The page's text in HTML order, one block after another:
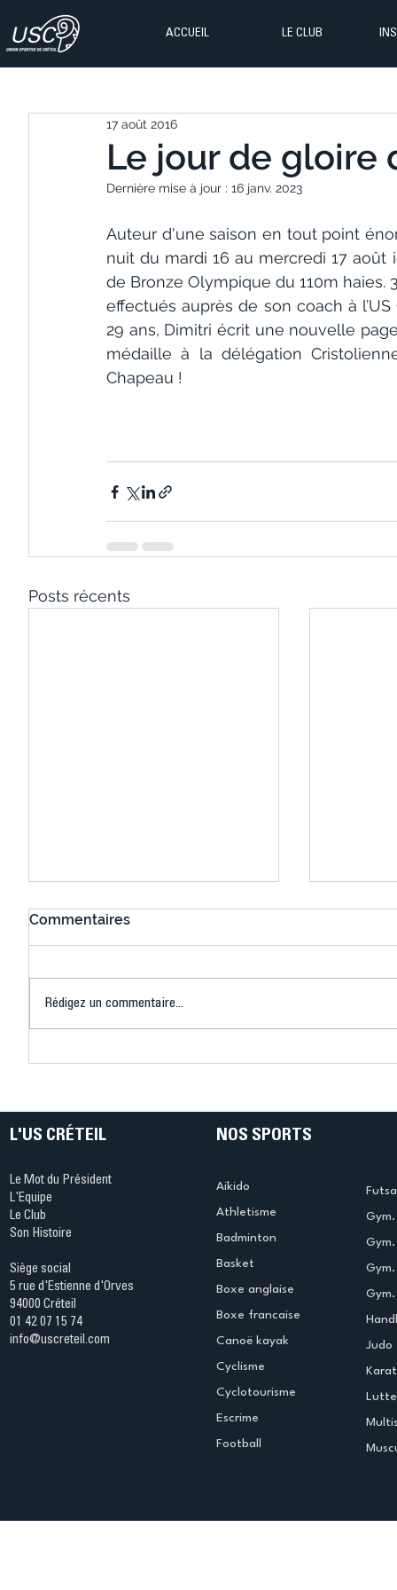
ACCUEIL LE CLUB
Le jour de gloire
17 août 2016
Dernière mise à jour : 16 janv. 2023
Auteur d'une saison en tout point
nuit du mardi 16 au mercredi 17 août
de Bronze Olympique du 110m haies.
effectués auprès de son coach à
29 ans, Dimitri écrit une nouvelle
médaille à la délégation
Chapeau !
Posts récents
Ping ? Quand le tennis de
termine
Commentaires
Rédigez un commentaire...
L'US CRÉTEIL
Le Mot du Président
L'Equipe
Le Club
Son Histoire
Siège social
5 rue d'Estienne d'Orves
94000 Créteil
01 42 07 15 74
info@uscreteil.com
NOS SPORTS
Aikido
Athletisme
Badminton
Basket
Boxe anglaise
Boxe francaise
Canoë kayak
Cyclisme
Cyclotourisme
Escrime
Football
Judo
Lutte